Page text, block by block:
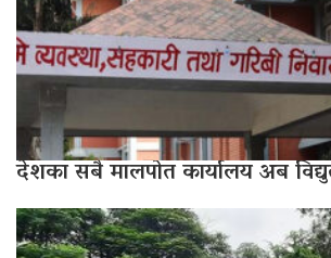
देशका सबै मालपोत कार्यालय अब